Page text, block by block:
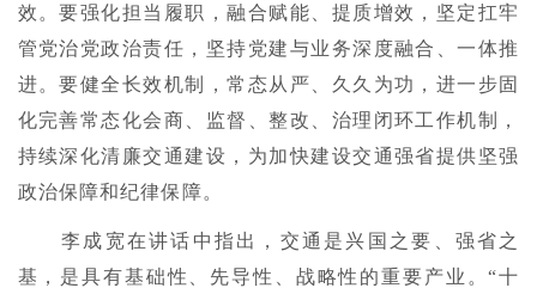
效。要强化担当履职，融合赋能、提质增效，坚定扛牢
管党治党政治责任，坚持党建与业务深度融合、一体推
进。要健全长效机制，常态从严、久久为功，进一步固
化完善常态化会商、监督、整改、治理闭环工作机制，
持续深化清廉交通建设，为加快建设交通强省提供坚强
政治保障和纪律保障。
李成宽在讲话中指出，交通是兴国之要、强省之
基，是具有基础性、先导性、战略性的重要产业。“十